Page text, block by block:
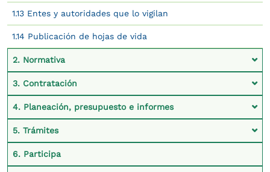
1.13 Entes y autoridades que lo vigilan
1.14 Publicación de hojas de vida
2. Normativa
3. Contratación
4. Planeación, presupuesto e informes
5. Trámites
6. Participa